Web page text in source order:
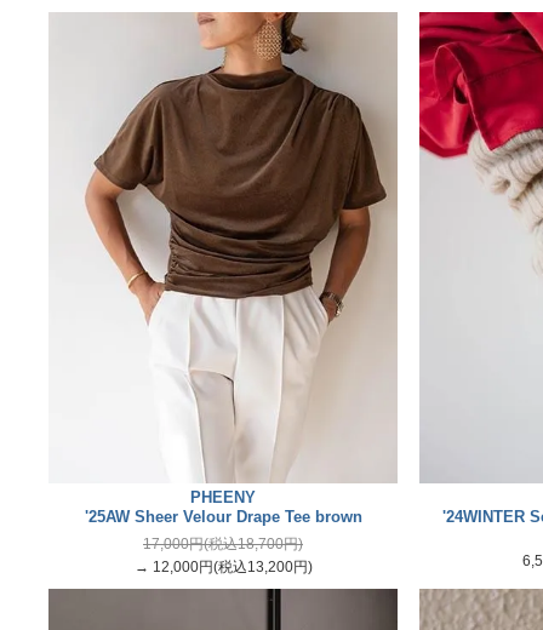
PHEENY
'25AW Sheer Velour Drape Tee brown
17,000円(税込18,700円)
→ 12,000円(税込13,200円)
'24WINTER